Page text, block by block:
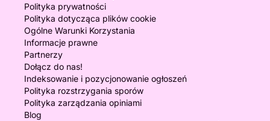
Polityka prywatności
Polityka dotycząca plików cookie
Ogólne Warunki Korzystania
Informacje prawne
Partnerzy
Dołącz do nas!
Indeksowanie i pozycjonowanie ogłoszeń
Polityka rozstrzygania sporów
Polityka zarządzania opiniami
Blog